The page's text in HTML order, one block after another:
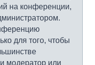
на конференции,
для того, чтобы
модератор или